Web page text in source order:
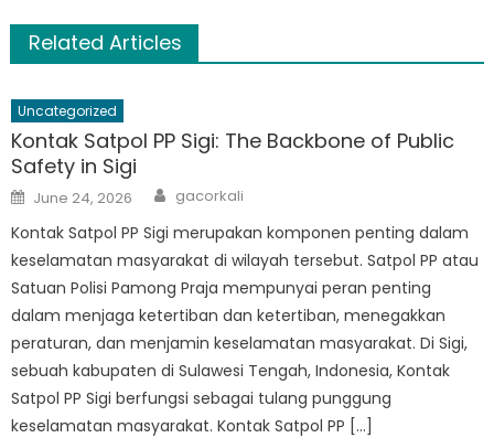
Related Articles
Uncategorized
Kontak Satpol PP Sigi: The Backbone of Public
Safety in Sigi
Posted
on
June 24, 2026 Author
gacorkali
Kontak Satpol PP Sigi merupakan komponen penting dalam
keselamatan masyarakat di wilayah tersebut. Satpol PP atau
Satuan Polisi Pamong Praja mempunyai peran penting
dalam menjaga ketertiban dan ketertiban, menegakkan
peraturan, dan menjamin keselamatan masyarakat. Di Sigi,
sebuah kabupaten di Sulawesi Tengah, Indonesia, Kontak
Satpol PP Sigi berfungsi sebagai tulang punggung
keselamatan masyarakat. Kontak Satpol PP […]